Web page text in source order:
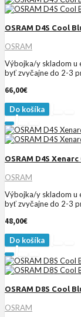
OSRAM D4S Cool
OSRAM
Výbojka/y skladom u
byť zvyčajne do 2-3
66,00€
Do košíka
OSRAM D4S
OSRAM
Výbojka/y skladom u
byť zvyčajne do 2-3
48,00€
Do košíka
OSRAM D8S Cool
OSRAM